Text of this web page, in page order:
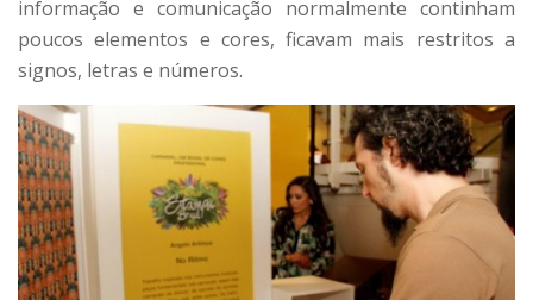
informação e comunicação normalmente continham
poucos elementos e cores, ficavam mais restritos a
signos, letras e números.